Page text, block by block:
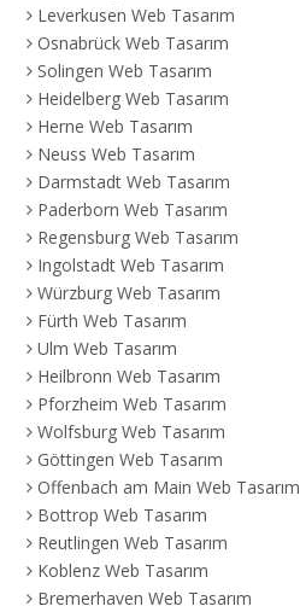
Leverkusen Web Tasarım
Osnabrück Web Tasarım
Solingen Web Tasarım
Heidelberg Web Tasarım
Herne Web Tasarım
Neuss Web Tasarım
Darmstadt Web Tasarım
Paderborn Web Tasarım
Regensburg Web Tasarım
Ingolstadt Web Tasarım
Würzburg Web Tasarım
Fürth Web Tasarım
Ulm Web Tasarım
Heilbronn Web Tasarım
Pforzheim Web Tasarım
Wolfsburg Web Tasarım
Göttingen Web Tasarım
Offenbach am Main Web Tasarım
Bottrop Web Tasarım
Reutlingen Web Tasarım
Koblenz Web Tasarım
Bremerhaven Web Tasarım